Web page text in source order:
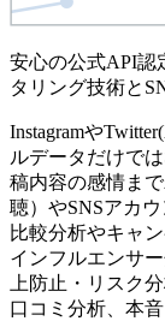
安心の公式API認
タリング技術と
Instagramや
ルデータだけで
稿内容の感情ま
聴）やSNSアカ
比較分析やキャ
インフルエンサ
上防止・リスク
口コミ分析、本